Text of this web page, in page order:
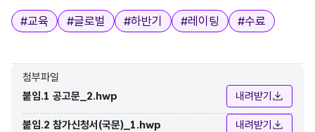
태그
#교육 #글로벌 #하반기 #레이팅 #수료
첨부파일
붙임.1 공고문_2.hwp
내려받기
붙임.2 참가신청서(국문)_1.hwp 내려받기